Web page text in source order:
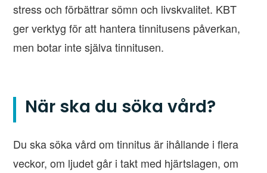
stress och förbättrar sömn och livskvalitet. KBT
ger verktyg för att hantera tinnitusens påverkan,
men botar inte själva tinnitusen.
När ska du söka vård?
Du ska söka vård om tinnitus är ihållande i flera
veckor, om ljudet går i takt med hjärtslagen, om